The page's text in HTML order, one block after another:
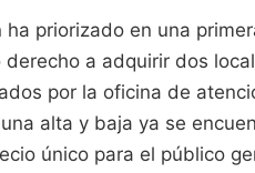
priorizado en una
a adquirir dos
por la oficina de
alta y baja ya se
único para el público